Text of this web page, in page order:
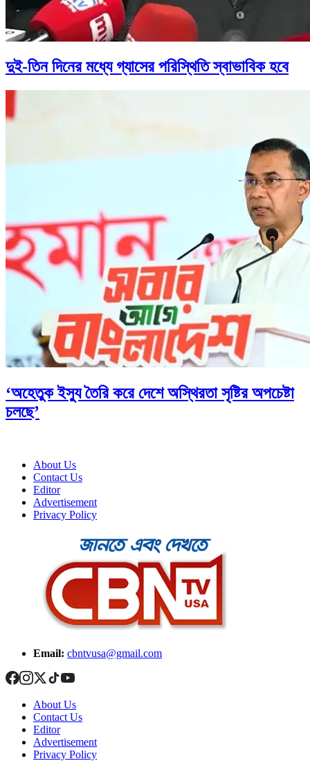
দুই-তিন দিনের মধ্যে গ্যাসের পরিস্থিতি স্বাভাবিক হবে
‘অহেতুক ইস্যু তৈরি করে দেশে অস্থিরতা সৃষ্টির অপচেষ্টা
চলছে’
About Us
Contact Us
Editor
Advertisement
Privacy Policy
Email: cbntvusa@gmail.com
About Us
Contact Us
Editor
Advertisement
Privacy Policy